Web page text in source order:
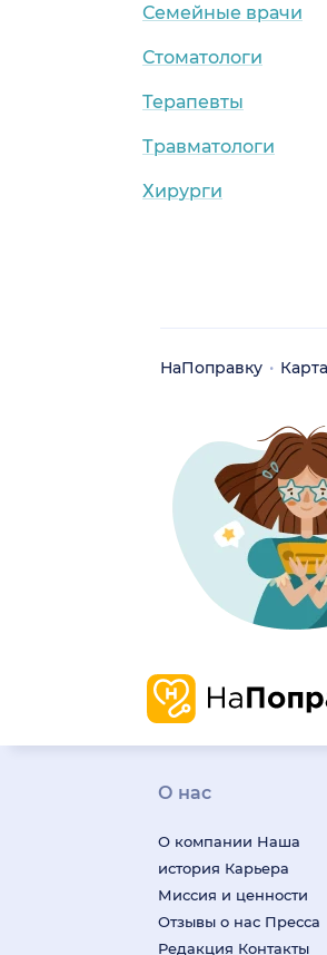
Семейные врачи
Стоматологи
Терапевты
Травматологи
Хирурги
НаПоправку
О нас
О компании Наша
история Карьера
Миссия и ценности
Отзывы о нас Пресса
Редакция Контакты